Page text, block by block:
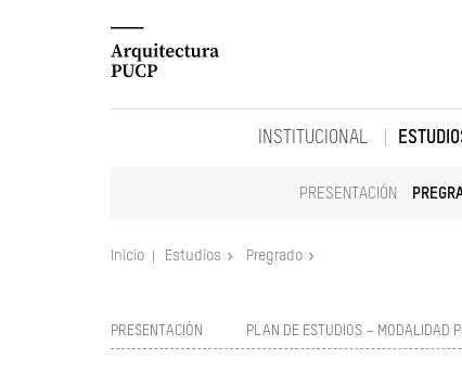
INSTITUCIONAL
PRESENTACIÓN
Inicio Estudios Pregrado
PRESENTACIÓN PLAN DE ESTUDIOS – MODALIDAD